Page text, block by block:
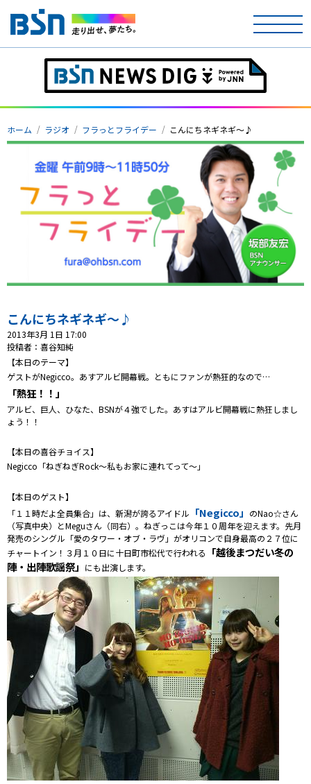
ホーム
テレビ
ラジオ
アナウンサー
イベント
ニュース
プレゼント
コンテンツ・アプリ
キッズ ケンジュ
愛の募金
Well-being 防災・減災
会社概要・ビジョン
ホーム ラジオ フラっとフライデー こんにちネギネギ～♪
こんにちネギネギ～♪
2013年3月 1日 17:00
投稿者：喜谷知純
【本日のテーマ】
ゲストがNegicco。あすアルビ開幕戦。ともにファンが熱狂的なので…
「熱狂！！」
アルビ、巨人、ひなた、BSNが４強でした。あすはアルビ開幕戦に熱狂しまし
ょう！！
【本日の喜谷チョイス】
Negicco「ねぎねぎRock～私もお家に連れてって～」
【本日のゲスト】
「１１時だよ全員集合」は、新潟が誇るアイドル 「Negicco」 のNao☆さん
（写真中央）とMeguさん（同右）。ねぎっこは今年１０周年を迎えます。先月
発売のシングル「愛のタワー・オブ・ラヴ」がオリコンで自身最高の２７位に
チャートイン！３月１０日に十日町市松代で行われる
「越後まつだい冬の
陣・出陣歌謡祭」 にも出演します。